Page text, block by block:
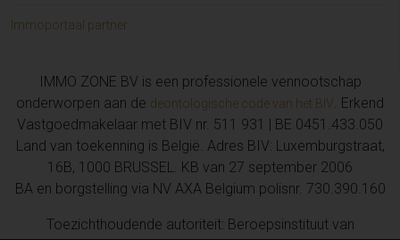
Immoportaal partner
IMMO ZONE BV is een professionele vennootschap
onderworpen aan de deontologische code van het BIV. Erkend
Vastgoedmakelaar met BIV nr. 511 931 | BE 0451.433.050
Land van toekenning is België. Adres BIV: Luxemburgstraat,
16B, 1000 BRUSSEL. KB van 27 september 2006
BA en borgstelling via NV AXA Belgium polisnr. 730.390.160
Toezichthoudende autoriteit: Beroepsinstituut van